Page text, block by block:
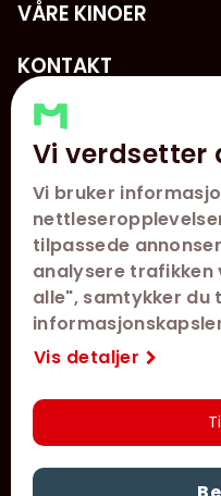
Vi
Vi bruker
tilpassede
analysere trafikken
alle", samtykker du
Vis detaljer
VÅRE KINOER
KONTAKT
KUNDESERVICE